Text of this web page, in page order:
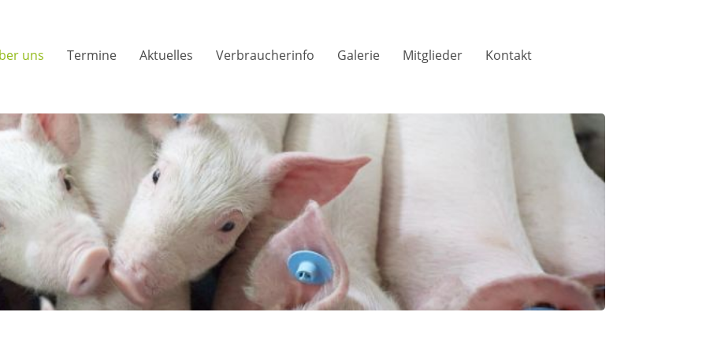
uns Termine Aktuelles Verbraucherinfo Galerie Mitglieder Kontakt